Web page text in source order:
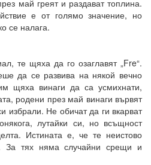
май греят и раздават топлина.
е от голямо значение, но
се налага.
те щяха да го озаглавят „Fre“.
да се развива на някой вечно
щяха винаги да са усмихнати,
родени през май винаги вървят
избрали. Не обичат да ги вкарват
лутайки си, но всъщност
Истината е, че те неистово
За тях няма случайни срещи и